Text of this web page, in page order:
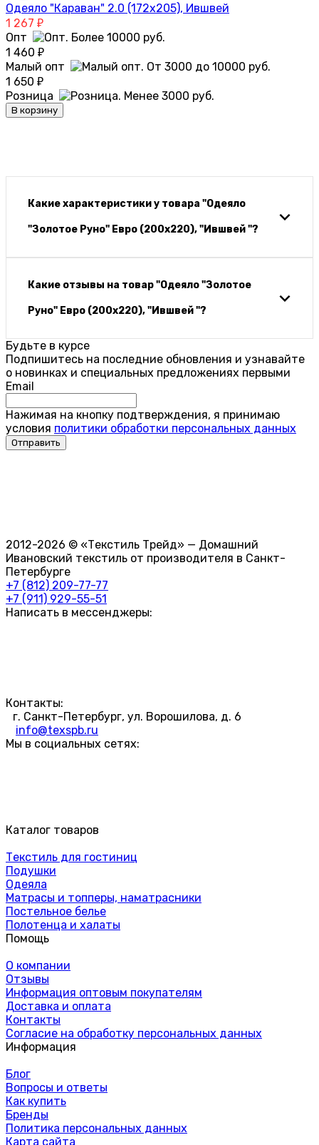
Одеяло "Караван" 2.0 (172х205), Ившвей
1 267 ₽
Опт
1 460 ₽
Малый опт
1 650 ₽
Розница
В корзину
Какие характеристики у товара "Одеяло
"Золотое Руно" Евро (200х220), "Ившвей "?
Какие отзывы на товар "Одеяло "Золотое
Руно" Евро (200х220), "Ившвей "?
Будьте в курсе
Подпишитесь на последние обновления и узнавайте
о новинках и специальных предложениях первыми
Email
Нажимая на кнопку подтверждения, я принимаю
условия политики обработки персональных данных
2012-2026 © «Текстиль Трейд» — Домашний
Ивановский текстиль от производителя в Санкт-
Петербурге
+7 (812) 209-77-77
+7 (911) 929-55-51
Написать в мессенджеры:
Контакты:
г. Санкт-Петербург, ул. Ворошилова, д. 6
info@texspb.ru
Мы в социальных сетях:
Каталог товаров
Текстиль для гостиниц
Подушки
Одеяла
Матрасы и топперы, наматрасники
Постельное белье
Полотенца и халаты
Помощь
О компании
Отзывы
Информация оптовым покупателям
Доставка и оплата
Контакты
Согласие на обработку персональных данных
Информация
Блог
Вопросы и ответы
Как купить
Бренды
Политика персональных данных
Карта сайта